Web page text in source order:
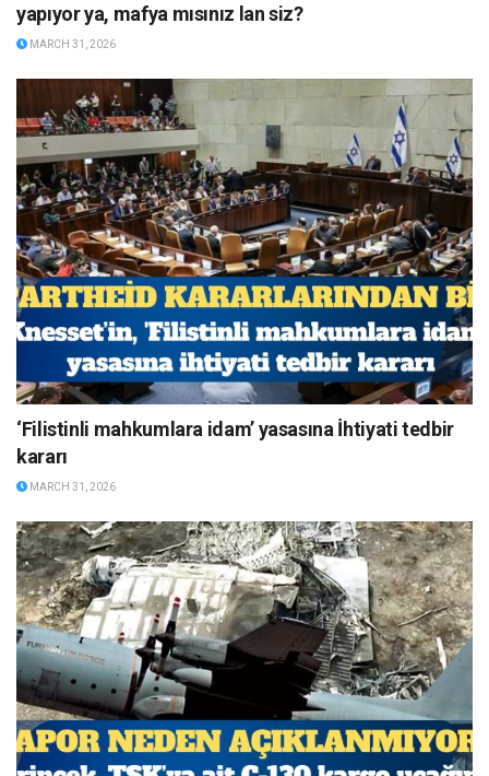
yapıyor ya, mafya mısınız lan siz?
MARCH 31, 2026
‘Filistinli mahkumlara idam’ yasasına İhtiyati tedbir
kararı
MARCH 31, 2026